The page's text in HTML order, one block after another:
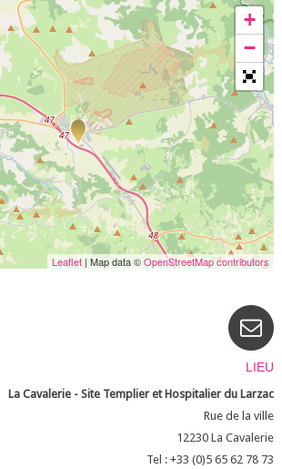
+
−
Leaflet | Map data ©OpenStreetMap contributors
LIEU
La Cavalerie - Site Templier et Hospitalier du Larzac
Rue de la ville
12230 La Cavalerie
Tel : +33 (0)5 65 62 78 73